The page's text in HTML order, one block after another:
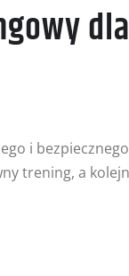
i
trening, a